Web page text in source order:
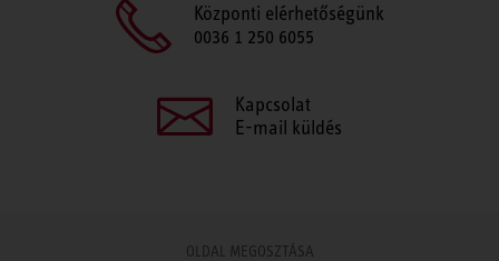
Központi elérhetőségünk
0036 1 250 6055
Kapcsolat
E-mail küldés
OLDAL MEGOSZTÁSA